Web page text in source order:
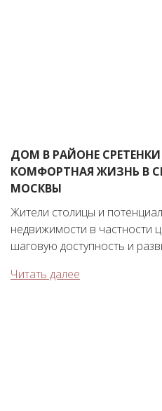
ДОМ В РАЙОНЕ
КОМФОРТНАЯ ЖИЗНЬ В
МОСКВЫ
Жители столицы и
недвижимости в частности
шаговую доступность и
Читать далее